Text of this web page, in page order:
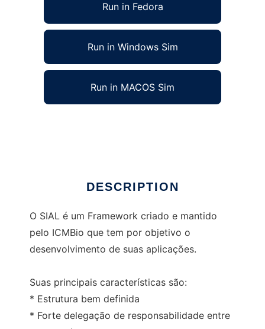
Run in Fedora
Run in Windows Sim
Run in MACOS Sim
DESCRIPTION
O SIAL é um Framework criado e mantido
pelo ICMBio que tem por objetivo o
desenvolvimento de suas aplicações.
Suas principais características são:
* Estrutura bem definida
* Forte delegação de responsabilidade entre